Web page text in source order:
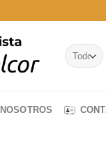
NOSOTROS